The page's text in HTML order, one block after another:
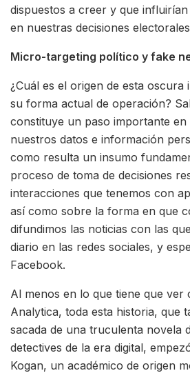
dispuestos a creer y que
en nuestras decisiones
Micro-targeting político y fake
¿Cuál es el origen de esta oscura
su forma actual de operación?
constituye un paso importante
nuestros datos e información
como resulta un insumo
proceso de toma de decisiones
interacciones que tenemos con
así como sobre la forma en que
difundimos las noticias con las
diario en las redes sociales, y
Facebook.
Al menos en lo que tiene que ver
Analytica, toda esta historia, que
sacada de una truculenta novela
detectives de la era digital,
Kogan, un académico de origen